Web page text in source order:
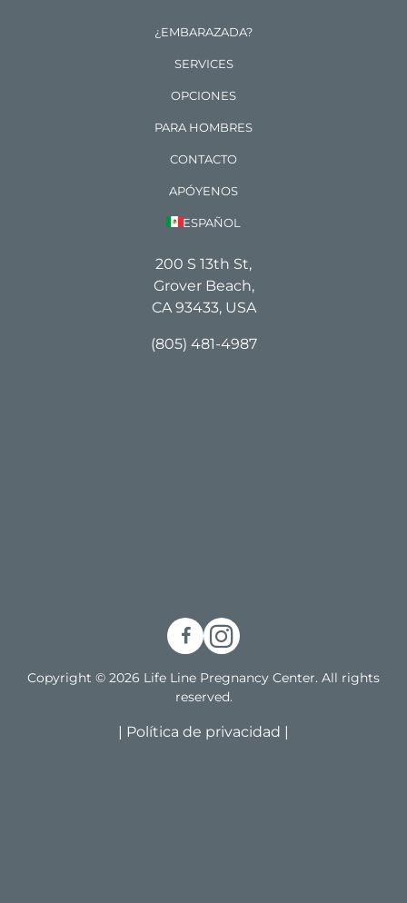
¿EMBARAZADA?
SERVICES
OPCIONES
PARA HOMBRES
CONTACTO
APÓYENOS
ESPAÑOL
200 S 13th St,
Grover Beach,
CA 93433, USA
(805) 481-4987
Copyright © 2026 Life Line Pregnancy Center. All rights
reserved.
| Política de privacidad |